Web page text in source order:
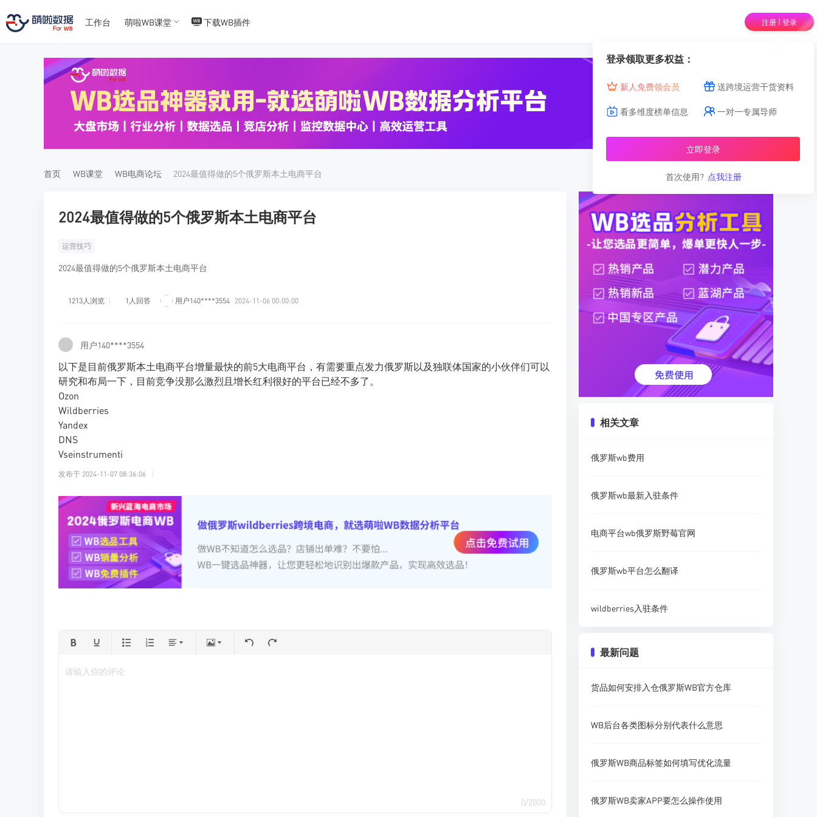
TK数据
TK数据
工作台 萌啦WB课堂 下载WB插件 注册 | 登录
登录领取更多权益：
新人免费领会员 送跨境运营干货资料
看多维度榜单信息 一对一专属导师
立即登录
首次使用? 点我注册
首页 WB课堂 WB电商论坛 2024最值得做的5个俄罗斯本土电商平台
2024最值得做的5个俄罗斯本土电商平台
运营技巧
2024最值得做的5个俄罗斯本土电商平台
1213人浏览 1人回答 用户140****3554 2024-11-06 00:00:00
用户140****3554
以下是目前俄罗斯本土电商平台增量最快的前5大电商平台，有需要重点发力俄罗斯以及独联体国家的小伙伴们可以
研究和布局一下，目前竞争没那么激烈且增长红利很好的平台已经不多了。
Ozon
Wildberries
Yandex
DNS
Vseinstrumenti
发布于 2024-11-07 08:36:06
0/2000
请输入你的评论
相关文章
俄罗斯wb费用
俄罗斯wb最新入驻条件
电商平台wb俄罗斯野莓官网
俄罗斯wb平台怎么翻译
wildberries入驻条件
最新问题
货品如何安排入仓俄罗斯WB官方仓库
WB后台各类图标分别代表什么意思
俄罗斯WB商品标签如何填写优化流量
俄罗斯WB卖家APP要怎么操作使用